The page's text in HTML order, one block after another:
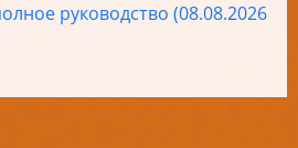
руководство (08.08.2026